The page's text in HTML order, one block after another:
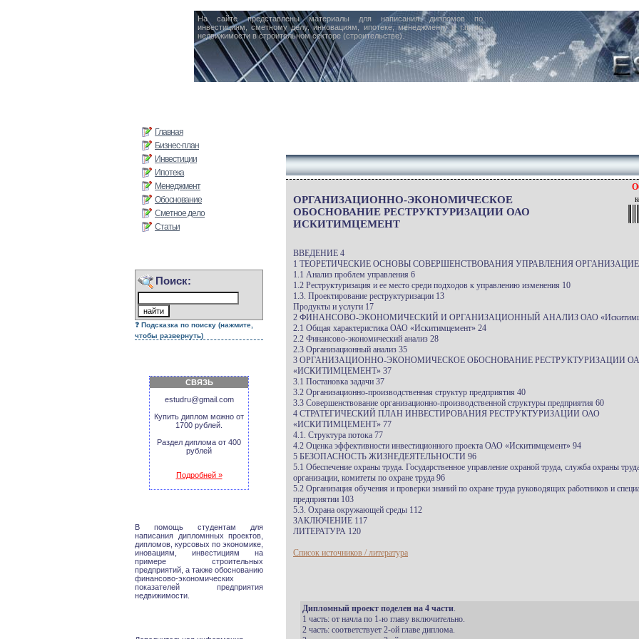
На сайте представлены материалы для написания дипломов по
инвестициям, сметному делу, инновациям, ипотеке, менеджменту и т.п. по
недвижимости в строительном секторе (строительстве).
Главная
Бизнес-план
Инвестиции
Ипотека
Менеджмент
Обоснование
Сметное дело
Статьи
Поиск:
Подсказка по поиску (нажмите,
чтобы развернуть)
СВЯЗЬ
estudru@gmail.com
Купить диплом можно от
1700 рублей.
Раздел диплома от 400
рублей
Подробней »
В помощь студентам для
написания дипломнных проектов,
дипломов, курсовых по экономике,
иновациям, инвестициям на
примере строительных
предприятий, а также обоснованию
финансово-экономических
показателей предприятия
недвижимости.
ОРГАНИЗАЦИОННО-ЭКОНОМИЧЕСКОЕ
ОБОСНОВАНИЕ РЕСТРУКТУРИЗАЦИИ ОАО
ИСКИТИМЦЕМЕНТ
ВВЕДЕНИЕ 4
1 ТЕОРЕТИЧЕСКИЕ ОСНОВЫ СОВЕРШЕНСТВОВАНИЯ УПРАВЛЕНИЯ
1.1 Анализ проблем управления 6
1.2 Реструктуризация и ее место среди подходов к управлению изменения 10
1.3. Проектирование реструктуризации 13
Продукты и услуги 17
2 ФИНАНСОВО-ЭКОНОМИЧЕСКИЙ И ОРГАНИЗАЦИОННЫЙ АНАЛИЗ ОАО
2.1 Общая характеристика ОАО «Искитимцемент» 24
2.2 Финансово-экономический анализ 28
2.3 Организационный анализ 35
3 ОРГАНИЗАЦИОННО-ЭКОНОМИЧЕСКОЕ ОБОСНОВАНИЕ РЕСТРУКТУРИЗАЦИИ
«ИСКИТИМЦЕМЕНТ» 37
3.1 Постановка задачи 37
3.2 Организационно-производственная структур предприятия 40
3.3 Совершенствование организационно-производственной структуры предприятия 60
4 СТРАТЕГИЧЕСКИЙ ПЛАН ИНВЕСТИРОВАНИЯ РЕСТРУКТУРИЗАЦИИ ОАО
«ИСКИТИМЦЕМЕНТ» 77
4.1. Структура потока 77
4.2 Оценка эффективности инвестиционного проекта ОАО «Искитимцемент» 94
5 БЕЗОПАСНОСТЬ ЖИЗНЕДЕЯТЕЛЬНОСТИ 96
5.1 Обеспечение охраны труда. Государственное управление охраной труда, служба охраны
организации, комитеты по охране труда 96
5.2 Организация обучения и проверки знаний по охране труда руководящих работников и
предприятии 103
5.3. Охрана окружающей среды 112
ЗАКЛЮЧЕНИЕ 117
ЛИТЕРАТУРА 120
Список источников / литература
Дипломный проект поделен на 4 части.
1 часть: от начла по 1-ю главу включительно.
2 часть: соответствует 2-ой главе диплома.